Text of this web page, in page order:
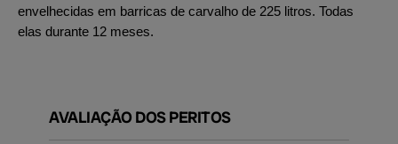
envelhecidas em barricas de carvalho de 225 litros. Todas
elas durante 12 meses.
AVALIAÇÃO DOS PERITOS